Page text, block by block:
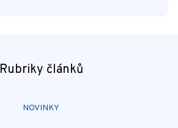
Rubriky článků
NOVINKY